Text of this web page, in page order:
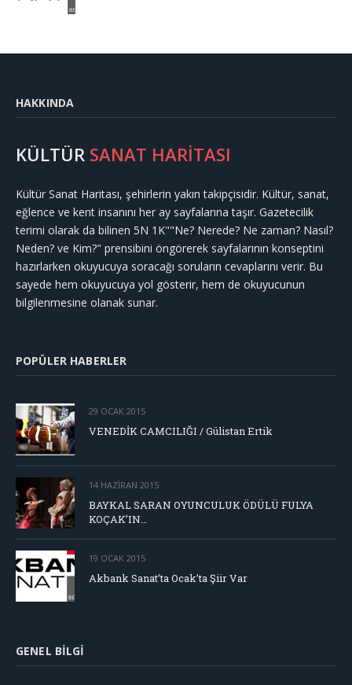
HAKKINDA
KÜLTÜR SANAT HARİTASI
Kültür Sanat Haritası, şehirlerin yakın takipçisidir. Kültür, sanat,
eğlence ve kent insanını her ay sayfalarına taşır. Gazetecilik
terimi olarak da bilinen 5N 1K""Ne? Nerede? Ne zaman? Nasıl?
Neden? ve Kim?" prensibini öngörerek sayfalarının konseptini
hazırlarken okuyucuya soracağı soruların cevaplarını verir. Bu
sayede hem okuyucuya yol gösterir, hem de okuyucunun
bilgilenmesine olanak sunar.
POPÜLER HABERLER
29 OCAK 2015
VENEDİK CAMCILIĞI / Gülistan Ertik
14 HAZIRAN 2015
BAYKAL SARAN OYUNCULUK ÖDÜLÜ FULYA
KOÇAK’IN…
19 OCAK 2015
Akbank Sanat’ta Ocak’ta Şiir Var
GENEL BILGI